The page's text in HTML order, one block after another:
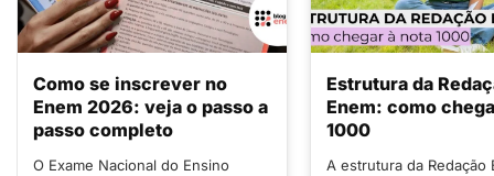
Como se inscrever no
Enem 2026: veja o passo a
passo completo
O Exame Nacional do Ensino
Estrutura da
Enem: como
1000
A estrutura da Redação